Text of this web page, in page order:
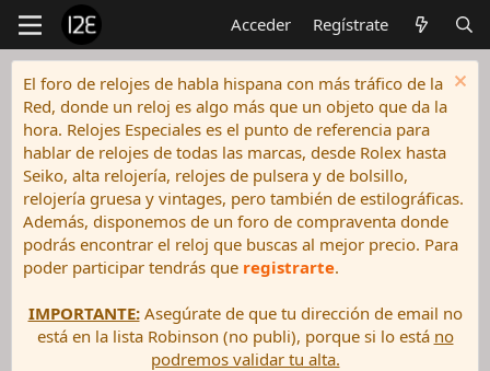
Acceder Regístrate
El foro de relojes de habla hispana con más tráfico de la
Red, donde un reloj es algo más que un objeto que da la
hora. Relojes Especiales es el punto de referencia para
hablar de relojes de todas las marcas, desde Rolex hasta
Seiko, alta relojería, relojes de pulsera y de bolsillo,
relojería gruesa y vintages, pero también de estilográficas.
Además, disponemos de un foro de compraventa donde
podrás encontrar el reloj que buscas al mejor precio. Para
poder participar tendrás que registrarte.
IMPORTANTE:Asegúrate de que tu dirección de email no
está en la lista Robinson (no publi), porque si lo está no
podremos validar tu alta.